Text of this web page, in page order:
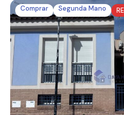
Comprar Segunda Mano